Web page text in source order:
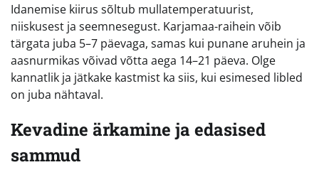
Idanemise kiirus sõltub mullatemperatuurist,
niiskusest ja seemnesegust. Karjamaa-raihein võib
tärgata juba 5–7 päevaga, samas kui punane aruhein ja
aasnurmikas võivad võtta aega 14–21 päeva. Olge
kannatlik ja jätkake kastmist ka siis, kui esimesed libled
on juba nähtaval.
Kevadine ärkamine ja edasised
sammud